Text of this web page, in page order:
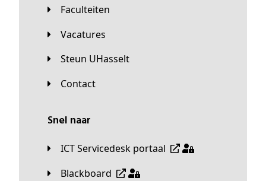
Faculteiten
Vacatures
Steun UHasselt
Contact
Snel naar
ICT Servicedesk portaal
Blackboard